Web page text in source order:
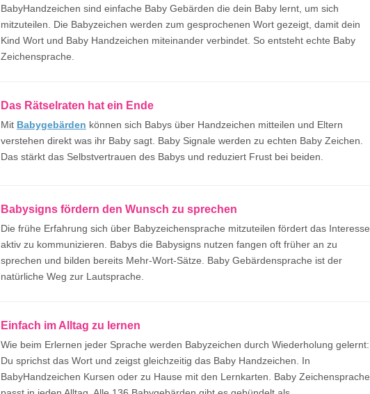
BabyHandzeichen sind einfache Baby Gebärden die dein Baby lernt, um sich
mitzuteilen. Die Babyzeichen werden zum gesprochenen Wort gezeigt, damit dein
Kind Wort und Baby Handzeichen miteinander verbindet. So entsteht echte Baby
Zeichensprache.
Das Rätselraten hat ein Ende
Mit Babygebärden können sich Babys über Handzeichen mitteilen und Eltern
verstehen direkt was ihr Baby sagt. Baby Signale werden zu echten Baby Zeichen.
Das stärkt das Selbstvertrauen des Babys und reduziert Frust bei beiden.
Babysigns fördern den Wunsch zu sprechen
Die frühe Erfahrung sich über Babyzeichensprache mitzuteilen fördert das Interesse
aktiv zu kommunizieren. Babys die Babysigns nutzen fangen oft früher an zu
sprechen und bilden bereits Mehr-Wort-Sätze. Baby Gebärdensprache ist der
natürliche Weg zur Lautsprache.
Einfach im Alltag zu lernen
Wie beim Erlernen jeder Sprache werden Babyzeichen durch Wiederholung gelernt:
Du sprichst das Wort und zeigst gleichzeitig das Baby Handzeichen. In
BabyHandzeichen Kursen oder zu Hause mit den Lernkarten. Baby Zeichensprache